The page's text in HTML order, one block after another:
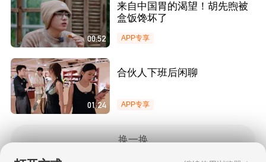
00:52
来自中国胃的渴望！胡先煦被
盒饭馋坏了
APP专享
01:24
合伙人下班后闲聊
APP专享
换一换